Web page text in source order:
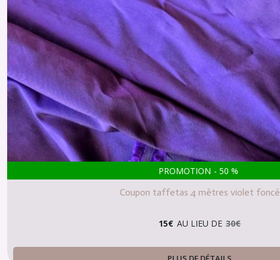
PROMOTION - 50 %
Coupon taffetas 4 mètres violet foncé
15€ AU LIEU DE 30€